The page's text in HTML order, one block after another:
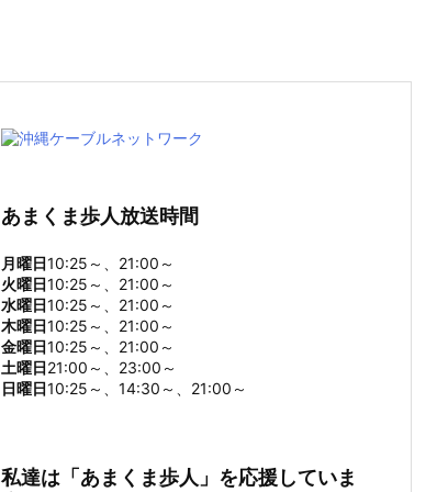
あまくま歩人放送時間
月曜日10:25～、21:00～
火曜日10:25～、21:00～
水曜日10:25～、21:00～
木曜日10:25～、21:00～
金曜日10:25～、21:00～
土曜日21:00～、23:00～
日曜日10:25～、14:30～、21:00～
私達は「あまくま歩人」を応援していま